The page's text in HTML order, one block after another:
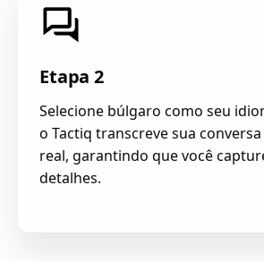
Etapa 2
Selecione búlgaro como seu
o Tactiq transcreve sua
real, garantindo que você
detalhes.